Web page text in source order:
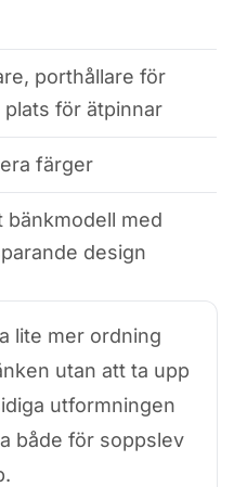
porthållare för
plats för ätpinnar
färger
bänkmodell med
design
lite mer ordning
utan att ta upp
utformningen
både för soppslev